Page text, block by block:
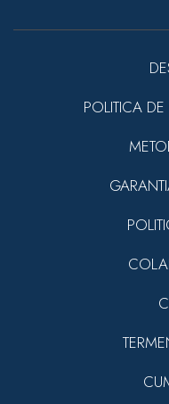
POLITICA DE